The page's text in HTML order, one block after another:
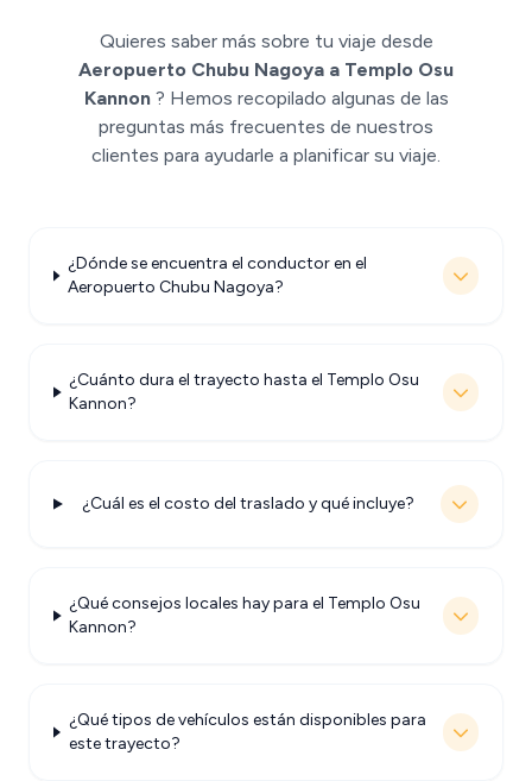
Quieres saber más sobre tu viaje desde
Aeropuerto Chubu Nagoya a Templo Osu
Kannon ? Hemos recopilado algunas de las
preguntas más frecuentes de nuestros
clientes para ayudarle a planificar su viaje.
¿Dónde se encuentra el conductor en el
Aeropuerto Chubu Nagoya?
¿Cuánto dura el trayecto hasta el Templo Osu
Kannon?
¿Cuál es el costo del traslado y qué incluye?
¿Qué consejos locales hay para el Templo Osu
Kannon?
¿Qué tipos de vehículos están disponibles para
este trayecto?